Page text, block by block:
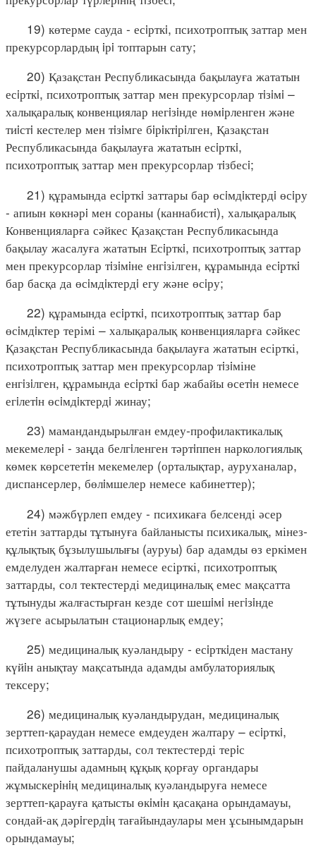
19) көтерме сауда - есiрткi, психотроптық заттар мен
прекурсорлардың iрi топтарын сату;
20) Қазақстан Республикасында бақылауға жататын
есiрткi, психотроптық заттар мен прекурсорлар тiзiмi –
халықаралық конвенциялар негiзiнде нөмiрленген және
тиiстi кестелер мен тiзiмге бiрiктiрiлген, Қазақстан
Республикасында бақылауға жататын есiрткi,
психотроптық заттар мен прекурсорлар тiзбесi;
21) құрамында есiрткi заттары бар өсiмдiктердi өсiру
- апиын көкнәрi мен сораны (каннабистi), халықаралық
Конвенцияларға сәйкес Қазақстан Республикасында
бақылау жасалуға жататын Есiрткi, психотроптық заттар
мен прекурсорлар тiзiмiне енгiзілген, құрамында есiрткi
бар басқа да өсiмдiктердi егу және өсiру;
22) құрамында есiрткi, психотроптық заттар бар
өсiмдiктер терімі – халықаралық конвенцияларға сәйкес
Қазақстан Республикасында бақылауға жататын есірткі,
психотроптық заттар мен прекурсорлар тiзiміне
енгiзiлген, құрамында есiрткi бар жабайы өсетiн немесе
егiлетiн өсiмдiктердi жинау;
23) мамандандырылған емдеу-профилактикалық
мекемелерi - заңда белгiленген тәртiппен наркологиялық
көмек көрсететiн мекемелер (орталықтар, ауруханалар,
диспансерлер, бөлiмшелер немесе кабинеттер);
24) мәжбүрлеп емдеу - психикаға белсенді әсер
ететін заттарды тұтынуға байланысты психикалық, мінез-
құлықтық бұзылушылығы (ауруы) бар адамды өз еркімен
емделуден жалтарған немесе есірткі, психотроптық
заттарды, сол тектестерді медициналық емес мақсатта
тұтынуды жалғастырған кезде сот шешiмi негiзiнде
жүзеге асырылатын стационарлық емдеу;
25) медициналық куәландыру - есiрткiден мастану
күйiн анықтау мақсатында адамды амбулаториялық
тексеру;
26) медициналық куәландырудан, медициналық
зерттеп-қараудан немесе емдеуден жалтару – есiрткi,
психотроптық заттарды, сол тектестерді терiс
пайдаланушы адамның құқық қорғау органдары
жұмыскерiнiң медициналық куәландыруға немесе
зерттеп-қарауға қатысты өкiмiн қасақана орындамауы,
сондай-ақ дәрiгердiң тағайындаулары мен ұсынымдарын
орындамауы;